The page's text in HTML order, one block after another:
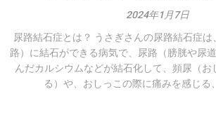
2024年1月7日
尿路結石症とは？ うさぎさんの尿路結石症
路）に結石ができる病気で、尿路（膀胱や尿
んだカルシウムなどが結石化して、頻尿（お
る）や、おしっこの際に痛みを感じる